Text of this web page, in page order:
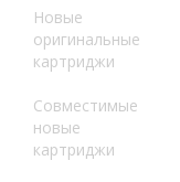
Новые
оригинальные
картриджи
Совместимые
новые
картриджи